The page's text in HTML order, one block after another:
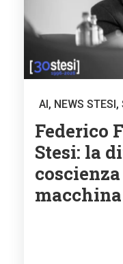
AI, NEWS STESI,
Federico
Stesi: la
macchina